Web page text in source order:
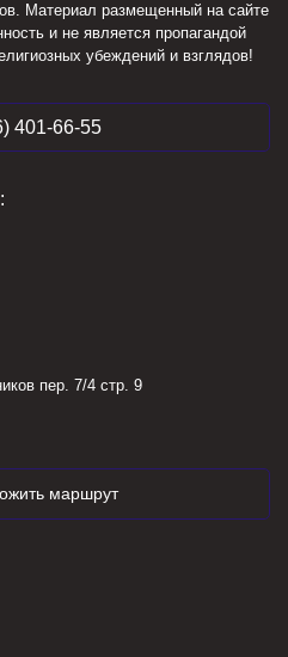
Материал размещенный на сайте
и не является пропагандой
убеждений и взглядов!
401-66-55
пер. 7/4 стр. 9
маршрут